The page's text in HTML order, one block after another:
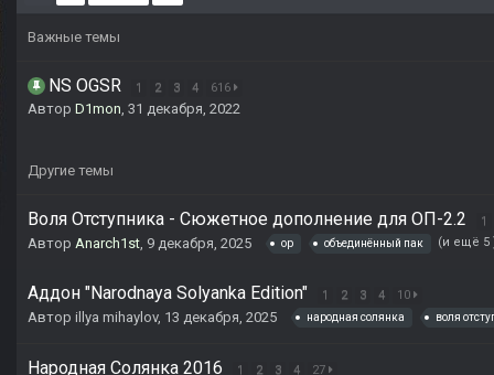
Важные темы
NS OGSR 1 2 3 4 616
Автор D1mon, 31 декабря, 2022
Другие темы
Воля Отступника - Сюжетное дополнение для ОП-2.2 1
Автор Anarch1st, 9 декабря, 2025 op объединённый пак (и ещё 5
Аддон "Narodnaya Solyanka Edition" 1 2 3 4 10
Автор illya mihaylov, 13 декабря, 2025 народная солянка воля
Народная Солянка 2016 1 2 3 4 27